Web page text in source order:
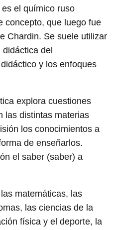
el químico ruso
concepto, que luego fue
Chardin. Se suele utilizar
didáctica del
y los enfoques
explora cuestiones
las distintas materias
los conocimientos a
de enseñarlos.
el saber (saber) a
matemáticas, las
las ciencias de la
física y el deporte, la